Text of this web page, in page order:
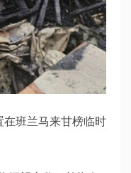
班兰马来甘榜临时